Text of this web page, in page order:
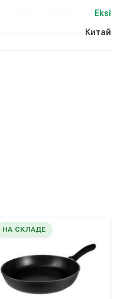
Eksi
Китай
НА СКЛАДЕ